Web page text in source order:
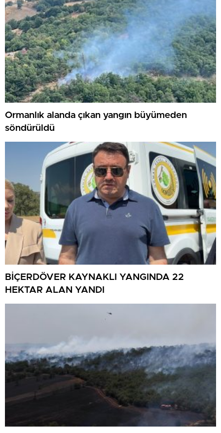
Ormanlık alanda çıkan yangın büyümeden
söndürüldü
BİÇERDÖVER KAYNAKLI YANGINDA 22
HEKTAR ALAN YANDI